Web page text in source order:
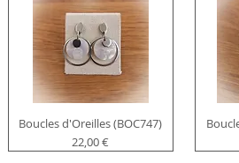
Boucles d'Oreilles (BOC747)
Prix
22,00 €